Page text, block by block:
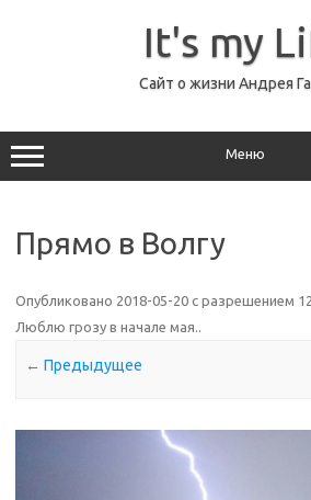
It's my
Сайт о жизни Андрея
Меню
Прямо в Волгу
Опубликовано 2018-05-20 с разрешением
Люблю грозу в начале мая..
← Предыдущее